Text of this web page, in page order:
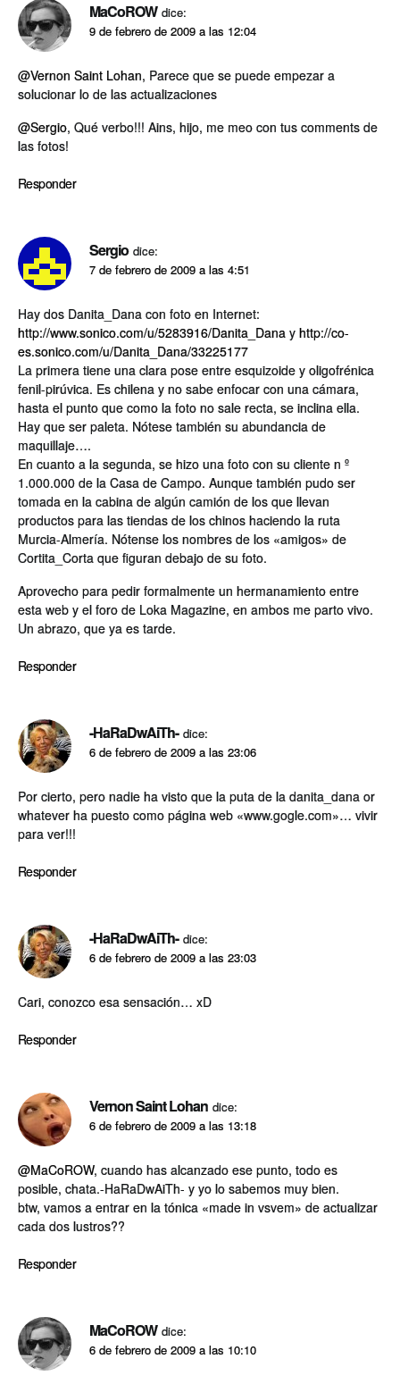
MaCoROW dice:
9 de febrero de 2009 a las 12:04
@Vernon Saint Lohan, Parece que se puede empezar a
solucionar lo de las actualizaciones
@Sergio, Qué verbo!!! Ains, hijo, me meo con tus comments de
las fotos!
Responder
Sergio dice:
7 de febrero de 2009 a las 4:51
Hay dos Danita_Dana con foto en Internet:
http://www.sonico.com/u/5283916/Danita_Dana y http://co-
es.sonico.com/u/Danita_Dana/33225177
La primera tiene una clara pose entre esquizoide y oligofrénica
fenil-pirúvica. Es chilena y no sabe enfocar con una cámara,
hasta el punto que como la foto no sale recta, se inclina ella.
Hay que ser paleta. Nótese también su abundancia de
maquillaje….
En cuanto a la segunda, se hizo una foto con su cliente n º
1.000.000 de la Casa de Campo. Aunque también pudo ser
tomada en la cabina de algún camión de los que llevan
productos para las tiendas de los chinos haciendo la ruta
Murcia-Almerí­a. Nótense los nombres de los «amigos» de
Cortita_Corta que figuran debajo de su foto.
Aprovecho para pedir formalmente un hermanamiento entre
esta web y el foro de Loka Magazine, en ambos me parto vivo.
Un abrazo, que ya es tarde.
Responder
-HaRaDwAiTh- dice:
6 de febrero de 2009 a las 23:06
Por cierto, pero nadie ha visto que la puta de la danita_dana or
whatever ha puesto como página web «www.gogle.com»… vivir
para ver!!!
Responder
-HaRaDwAiTh- dice:
6 de febrero de 2009 a las 23:03
Cari, conozco esa sensación… xD
Responder
Vernon Saint Lohan dice:
6 de febrero de 2009 a las 13:18
@MaCoROW, cuando has alcanzado ese punto, todo es
posible, chata.-HaRaDwAiTh- y yo lo sabemos muy bien.
btw, vamos a entrar en la tónica «made in vsvem» de actualizar
cada dos lustros??
Responder
MaCoROW dice:
6 de febrero de 2009 a las 10:10